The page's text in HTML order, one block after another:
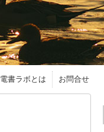
電書ラボとは お問合せ